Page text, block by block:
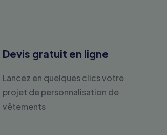
Devis gratuit en ligne
Lancez en quelques clics votre
projet de personnalisation de
vêtements